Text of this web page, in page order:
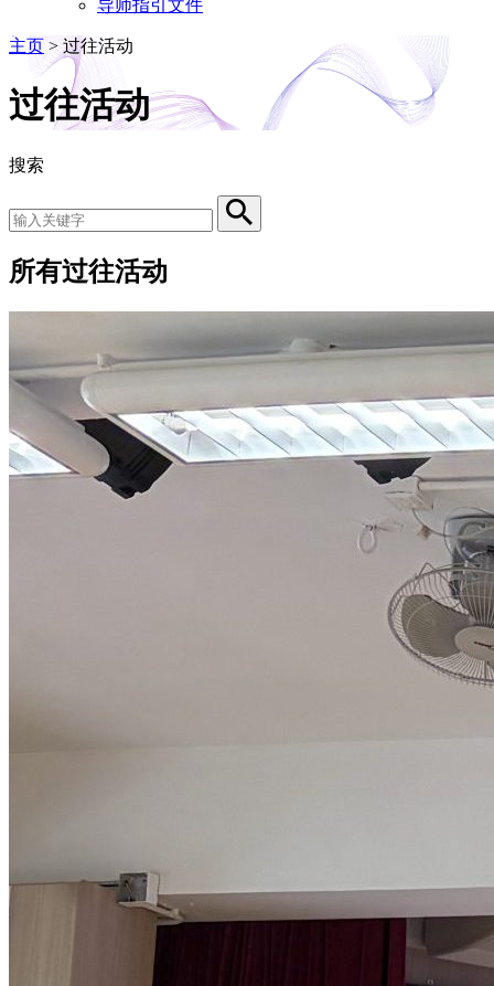
导师指引文件
主页 >过往活动
过往活动
搜索
Search
所有过往活动